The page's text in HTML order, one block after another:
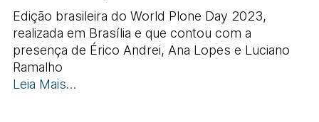
Edição brasileira do World Plone Day 2023,
realizada em Brasília e que contou com a
presença de Érico Andrei, Ana Lopes e Luciano
Ramalho
Leia Mais…